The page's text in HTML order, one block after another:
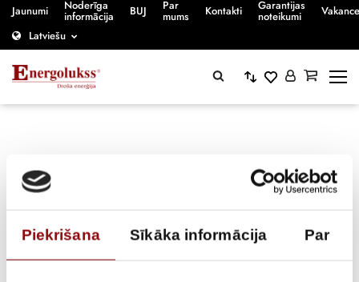
Piekrišana Sīkāka informācija Par
Jaunumi Noderīga
informācija BUJ Par
mums Kontakti Garantijas
noteikumi
Latviešu
12.75
Sākumlapa
/